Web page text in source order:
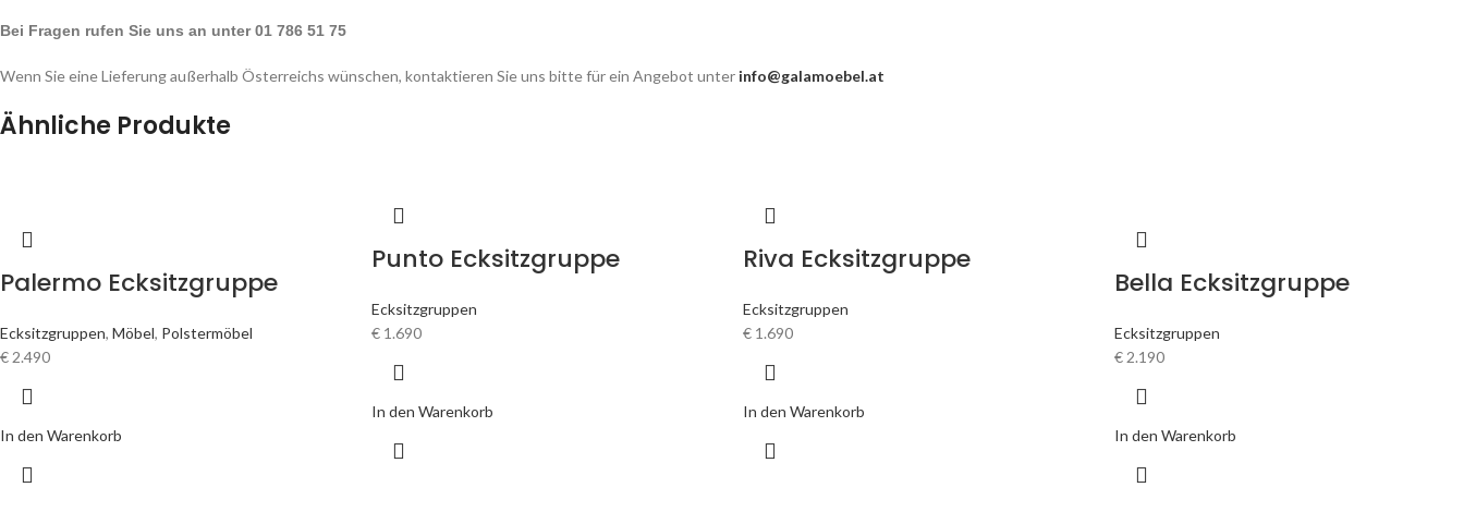
Bei Fragen rufen Sie uns an unter 01 786 51 75
Wenn Sie eine Lieferung außerhalb Österreichs wünschen, kontaktieren Sie uns bitte für ein Angebot unter info@galamoebel.at
Ähnliche Produkte
Palermo Ecksitzgruppe
Ecksitzgruppen, Möbel, Polstermöbel
€ 2.490
In den Warenkorb
Punto Ecksitzgruppe
Ecksitzgruppen
€ 1.690
In den Warenkorb
Riva Ecksitzgruppe
Ecksitzgruppen
€ 1.690
In den Warenkorb
Bella Ecksitzgruppe
Ecksitzgruppen
€ 2.190
In den Warenkorb